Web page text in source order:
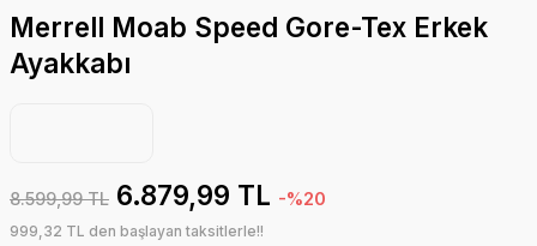
Merrell Moab Speed Gore-Tex Erkek
Ayakkabı
8.599,99 TL 6.879,99 TL -%20
999,32 TL den başlayan taksitlerle!!